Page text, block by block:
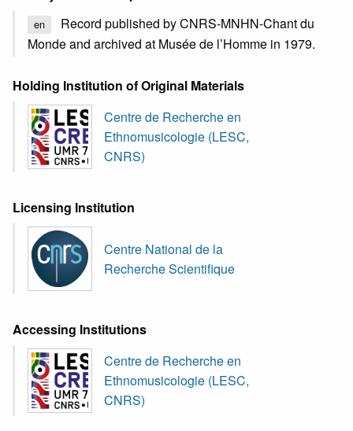
en
Record published by CNRS-MNHN-Chant du
Monde and archived at Musée de l’Homme in 1979.
Holding Institution of Original Materials
Centre de Recherche en
Ethnomusicologie (LESC,
CNRS)
Licensing Institution
Centre National de la
Recherche Scientifique
Accessing Institutions
Centre de Recherche en
Ethnomusicologie (LESC,
CNRS)